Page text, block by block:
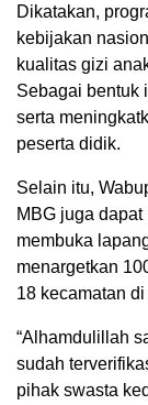
Dikatakan,
kebijakan
kualitas gizi
Sebagai bentuk
serta
peserta didik.
Selain itu,
MBG juga
membuka
menargetkan
18 kecamatan
“Alhamdulillah
sudah
pihak swasta